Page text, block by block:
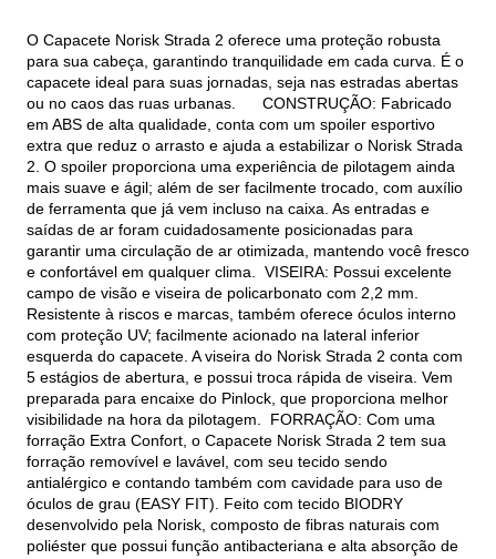
O Capacete Norisk Strada 2 oferece uma proteção robusta
para sua cabeça, garantindo tranquilidade em cada curva. É o
capacete ideal para suas jornadas, seja nas estradas abertas
ou no caos das ruas urbanas. CONSTRUÇÃO: Fabricado
em ABS de alta qualidade, conta com um spoiler esportivo
extra que reduz o arrasto e ajuda a estabilizar o Norisk Strada
2. O spoiler proporciona uma experiência de pilotagem ainda
mais suave e ágil; além de ser facilmente trocado, com auxílio
de ferramenta que já vem incluso na caixa. As entradas e
saídas de ar foram cuidadosamente posicionadas para
garantir uma circulação de ar otimizada, mantendo você fresco
e confortável em qualquer clima. VISEIRA: Possui excelente
campo de visão e viseira de policarbonato com 2,2 mm.
Resistente à riscos e marcas, também oferece óculos interno
com proteção UV; facilmente acionado na lateral inferior
esquerda do capacete. A viseira do Norisk Strada 2 conta com
5 estágios de abertura, e possui troca rápida de viseira. Vem
preparada para encaixe do Pinlock, que proporciona melhor
visibilidade na hora da pilotagem. FORRAÇÃO: Com uma
forração Extra Confort, o Capacete Norisk Strada 2 tem sua
forração removível e lavável, com seu tecido sendo
antialérgico e contando também com cavidade para uso de
óculos de grau (EASY FIT). Feito com tecido BIODRY
desenvolvido pela Norisk, composto de fibras naturais com
poliéster que possui função antibacteriana e alta absorção de